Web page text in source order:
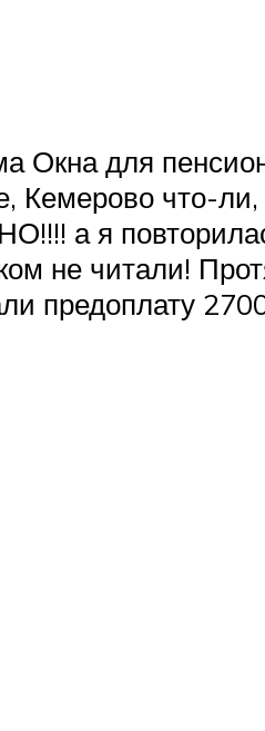
Окна для
Кемерово что-ли,
а я
не читали!
предоплату